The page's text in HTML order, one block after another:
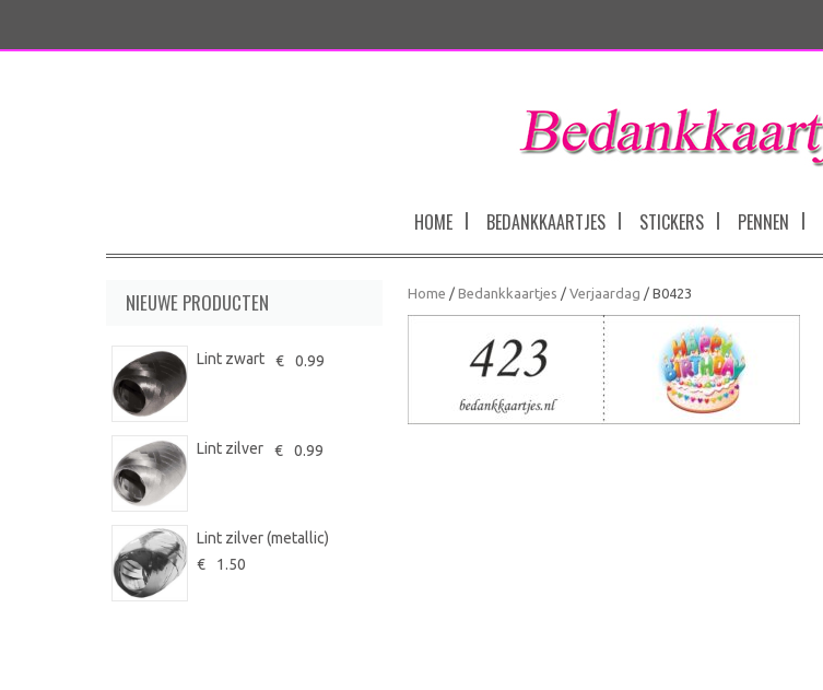
HOME BEDANKKAARTJES STICKERS PENNEN
Home / Bedankkaartjes / Verjaardag / B0423
NIEUWE PRODUCTEN
Lint zwart € 0.99
Lint zilver € 0.99
Lint zilver (metallic)
€
1.50